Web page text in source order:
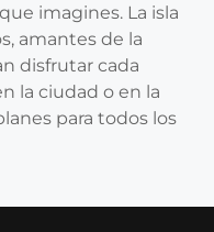
imagines. La isla
amantes de la
disfrutar cada
la ciudad o en la
para todos los